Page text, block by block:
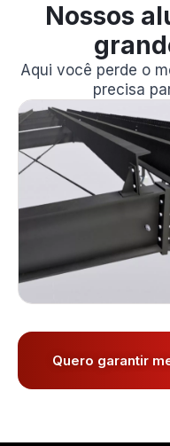
Nossos
Aqui você perde o
precisa
Quero garantir